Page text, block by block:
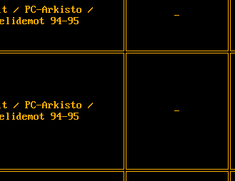
/ PC-Arkisto /
94-95
-
/ PC-Arkisto /
94-95
-